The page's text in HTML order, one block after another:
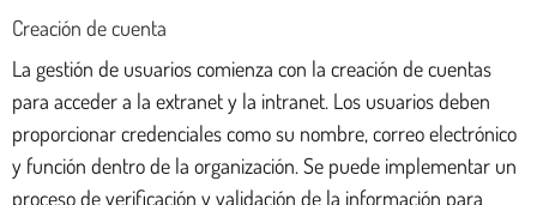
Creación de cuenta
La gestión de usuarios comienza con la creación de cuentas
para acceder a la extranet y la intranet. Los usuarios deben
proporcionar credenciales como su nombre, correo electrónico
y función dentro de la organización. Se puede implementar un
proceso de verificación y validación de la información para